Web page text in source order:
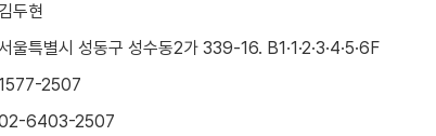
김두현
울특별시 성동구 성수동2가 339-16. B1·1·2·3·4·5·6F
2507
6403-2507